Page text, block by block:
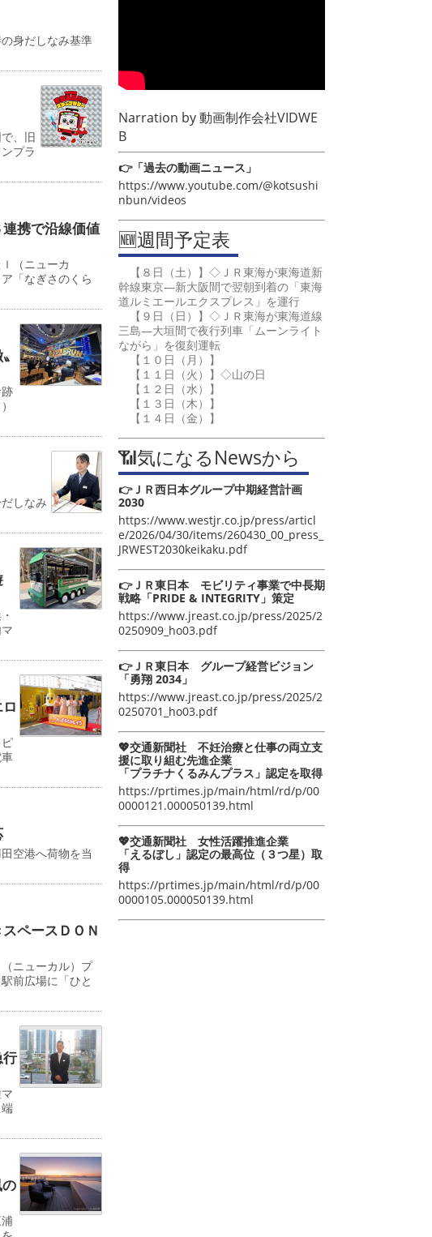
身だしなみ基準
、旧
プラ
携で沿線価値
（ニューカ
「なぎさのくら
しなみ
空港へ荷物を当
ペースＤＯＮ
ニューカル）プ
前広場に「ひと
Narration by動画制作会社VIDWE
B
👉「過去の動画ニュース」
https://www.youtube.com/@kotsushi
nbun/videos
🆕週間予定表
【８日（土）】◇ＪＲ東海が東海道新
幹線東京―新大阪間で翌朝到着の「東海
道ルミエールエクスプレス」を運行
【９日（日）】◇ＪＲ東海が東海道線
三島―大垣間で夜行列車「ムーンライト
ながら」を復刻運転
【１０日（月）】
【１１日（火）】◇山の日
【１２日（水）】
【１３日（木）】
【１４日（金）】
📶気になるNewsから
👉ＪＲ西日本グループ中期経営計画
2030
https://www.westjr.co.jp/press/articl
e/2026/04/30/items/260430_00_press_
JRWEST2030keikaku.pdf
👉ＪＲ東日本 モビリティ事業で中長期
戦略「PRIDE & INTEGRITY」策定
https://www.jreast.co.jp/press/2025/2
0250909_ho03.pdf
👉ＪＲ東日本 グループ経営ビジョン
「勇翔 2034」
https://www.jreast.co.jp/press/2025/2
0250701_ho03.pdf
💖交通新聞社 不妊治療と仕事の両立支
援に取り組む先進企業
「プラチナくるみんプラス」認定を取得
https://prtimes.jp/main/html/rd/p/00
0000121.000050139.html
💖交通新聞社 女性活躍推進企業
「えるぼし」認定の最高位（３つ星）取
得
https://prtimes.jp/main/html/rd/p/00
0000105.000050139.html